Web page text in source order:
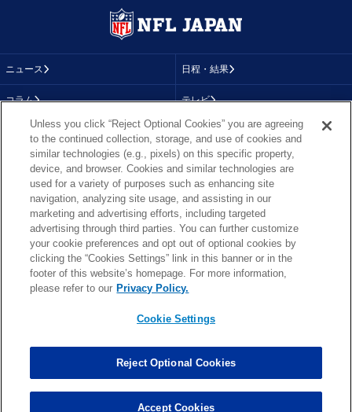
ニュース 日程・結果
コラム テレビ
画像
About NFL
More NFL 特集
TOP お問い合わせ FAQ
PHOTO BY AP Images / PHOTO BY Getty Images
Unless you click “Reject Optional Cookies” you are agreeing
to the continued collection, storage, and use of cookies and
similar technologies (e.g., pixels) on this specific property,
device, and browser. Cookies and similar technologies are
used for a variety of purposes such as enhancing site
navigation, analyzing site usage, and assisting in our
marketing and advertising efforts, including targeted
advertising through third parties. You can further customize
your cookie preferences and opt out of optional cookies by
clicking the “Cookies Settings” link in this banner or in the
footer of this website’s homepage. For more information,
please refer to our Privacy Policy.
Cookie Settings
Reject Optional Cookies
Accept Cookies